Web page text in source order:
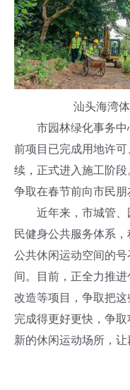
汕头海湾
市园林绿化事务中
前项目已完成用地许
续，正式进入施工阶
争取在春节前向市民朋
近年来，市城管、
民健身公共服务体系
公共休闲运动空间的
间。目前，正全力推
改造等项目，争取把
完成得更好更快，争
新的休闲运动场所，让